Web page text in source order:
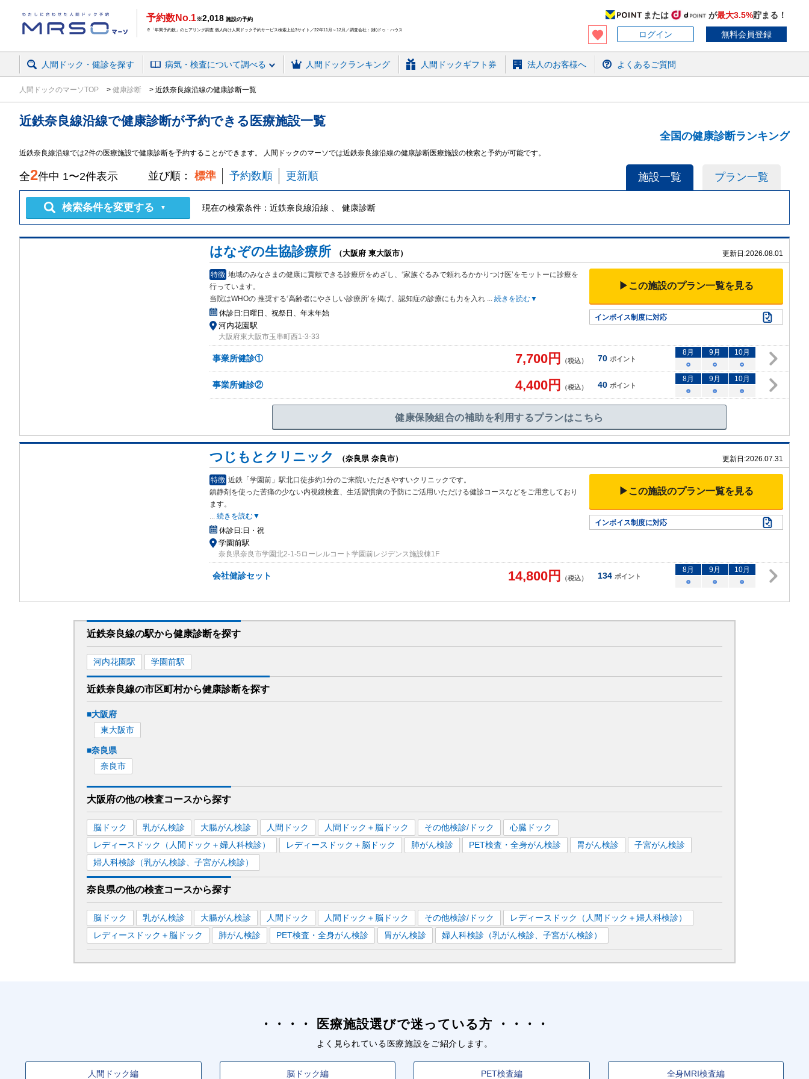
予約数No.1※2,018 施設の予約
※「年間予約数」のヒアリング調査 個人向け人間ドック予約サービス検索上位3サイト／22年11月～12月／調査会社：(株)ドゥ・ハウス
または が最大3.5%貯まる！
ログイン
無料会員登録
人間ドック・健診を探す 病気・検査について調べる 人間ドックランキング 人間ドックギフト券 法人のお客様へ よくあるご質問
人間ドックのマーソTOP 健康診断 近鉄奈良線沿線の健康診断一覧
近鉄奈良線沿線で健康診断が予約できる 医療施設一覧
全国の健康診断ランキング
近鉄奈良線沿線では2件の医療施設で健康診断を予約することができます。 人間ドックのマーソでは近鉄奈良線沿線の健康診断医療施設の検索と予約が可能です。
施設一覧 プラン一覧
全2件中 1〜2件表示 並び順： 標準 予約数順 更新順
検索条件を変更する ▼ 現在の検索条件： 近鉄奈良線沿線 、 健康診断
はなぞの生協診療所 （大阪府 東大阪市） 更新日:2026.08.01
特徴 地域のみなさまの健康に貢献できる診療所をめざし、‘家族ぐるみで頼れるかかりつけ医’をモットーに診療を
行っています。
当院はWHOの 推奨する‘高齢者にやさしい診療所’を掲げ、認知症の診療にも力を入れ ... 続きを読む▼
休診日:日曜日、祝祭日、年末年始
河内花園駅
大阪府東大阪市玉串町西1-3-33
▶この施設のプラン一覧を見る
インボイス制度に対応
事業所健診① 7,700円 （税込） 70 ポイント
8月 9月 10月
○
○ ○
事業所健診② 4,400円 （税込） 40 ポイント
8月 9月 10月
○
○ ○
健康保険組合の補助を利用するプランはこちら
つじもとクリニック （奈良県 奈良市） 更新日:2026.07.31
特徴 近鉄「学園前」駅北口徒歩約1分のご来院いただきやすいクリニックです。
鎮静剤を使った苦痛の少ない内視鏡検査、生活習慣病の予防にご活用いただける健診コースなどをご用意しており
ます。
... 続きを読む▼
休診日:日・祝
学園前駅
奈良県奈良市学園北2-1-5ローレルコート学園前レジデンス施設棟1F
▶この施設のプラン一覧を見る
インボイス制度に対応
会社健診セット 14,800円 （税込） 134 ポイント
8月 9月 10月
○
○ ○
近鉄奈良線の駅から健康診断を探す
河内花園駅 学園前駅
近鉄奈良線の市区町村から健康診断を探す
■大阪府
東大阪市
■奈良県
奈良市
大阪府の他の検査コースから探す
脳ドック 乳がん検診 大腸がん検診 人間ドック 人間ドック＋脳ドック その他検診/ドック
心臓ドック
レディースドック（人間ドック＋婦人科検診）
レディースドック＋脳ドック 肺がん検診 PET検査・全身がん検診 胃がん検診
子宮がん検診
婦人科検診（乳がん検診、子宮がん検診）
奈良県の他の検査コースから探す
脳ドック 乳がん検診 大腸がん検診 人間ドック 人間ドック＋脳ドック その他検診/ドック
レディースドック（人間ドック＋婦人科検診）
レディースドック＋脳ドック
肺がん検診 PET検査・全身がん検診 胃がん検診 婦人科検診（乳がん検診、子宮がん検診）
医療施設選びで迷っている方
よく見られている医療施設をご紹介します。
人間ドック編 脳ドック編 PET検査編 全身MRI検査編